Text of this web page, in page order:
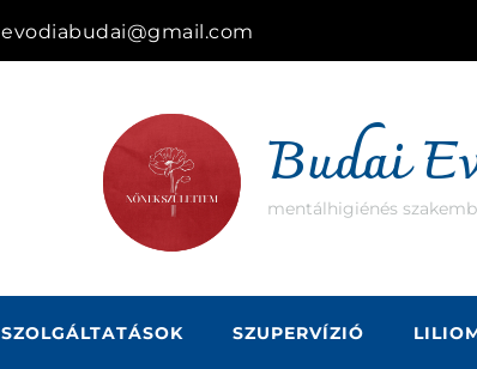
evodiabudai@gmail.com
Budai
mentálhigiénés
SZOLGÁLTATÁSOK SZUPERVÍZIÓ